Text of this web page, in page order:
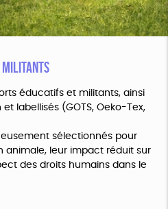
MILITANTS
éducatifs et militants, ainsi
labellisés (GOTS, Oeko-Tex,
sélectionnés pour
animale, leur impact réduit sur
des droits humains dans le